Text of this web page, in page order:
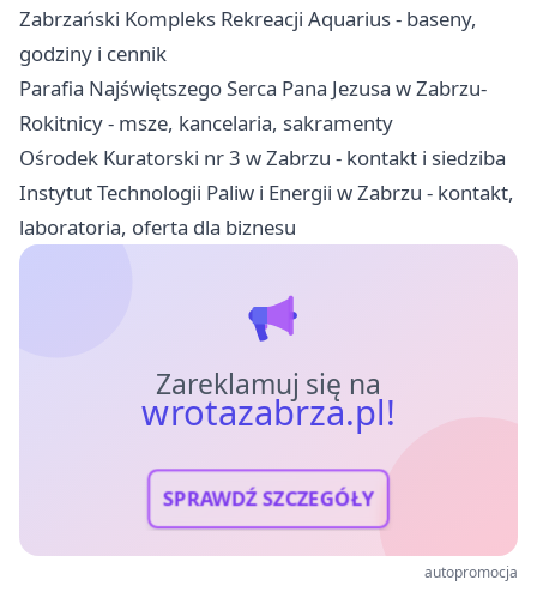
Zabrzański Kompleks Rekreacji Aquarius - baseny,
godziny i cennik
Parafia Najświętszego Serca Pana Jezusa w Zabrzu-
Rokitnicy - msze, kancelaria, sakramenty
Ośrodek Kuratorski nr 3 w Zabrzu - kontakt i siedziba
Instytut Technologii Paliw i Energii w Zabrzu - kontakt,
laboratoria, oferta dla biznesu
Zareklamuj się na
wrotazabrza.pl!
SPRAWDŹ SZCZEGÓŁY
autopromocja